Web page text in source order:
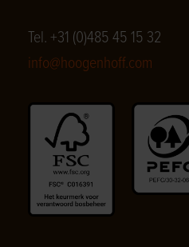
Tel. +31 (0)485 45 15 32
info@hoogenhoff.com